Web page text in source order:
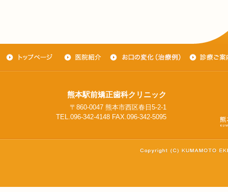
熊本駅前矯正歯科クリニック
〒860-0047 熊本市西区春日5-2-1
TEL.096-342-4148 FAX.096-342-5095